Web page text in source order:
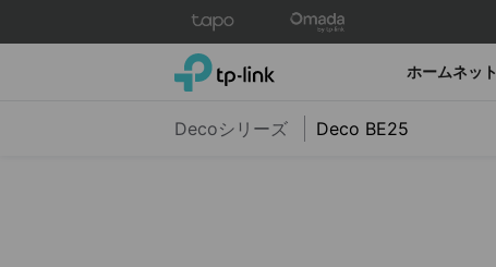
TP-Link, Reliably Smart ホームネット
Decoシリーズ Deco BE25